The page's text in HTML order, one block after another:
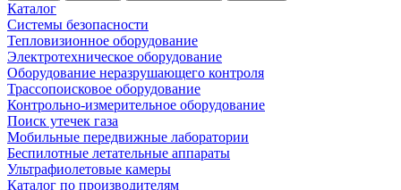
Каталог
Системы безопасности
Тепловизионное оборудование
Электротехническое оборудование
Оборудование неразрушающего контроля
Трассопоисковое оборудование
Контрольно-измерительное оборудование
Поиск утечек газа
Мобильные передвижные лаборатории
Беспилотные летательные аппараты
Ультрафиолетовые камеры
Каталог по производителям